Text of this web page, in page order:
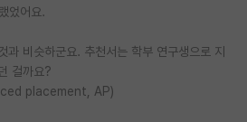
었어요.
비슷하군요. 추천서는 학부 연구생으로 지
걸까요?
placement, AP)